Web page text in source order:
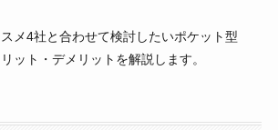
メ4社と合わせて検討したいポケット型
ット・デメリットを解説します。